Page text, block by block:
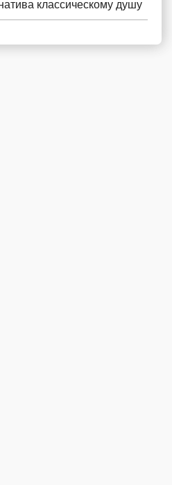
классическому душу